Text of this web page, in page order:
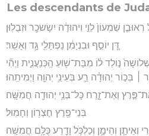
Les descendants de
שִׁמְעוֹן֙ לֵוִ֣י וִיהוּדָ֔ה יִשָׂשכָ֖ר וּזְבֻלֽוּן׃
דָּ֚ן יוֹסֵ֣ף וּבִנְיָמִ֔ן נַפְתָּלִ֖י גָּ֥ד וְאָשֵֽׁר׃
נ֣וֹלַד ל֔וֹ מִבַּת־שׁ֖וּעַ הַֽכְּנַעֲנִ֑ית וַיְהִ֞י
׀ בְּכ֣וֹר יְהוּדָ֗ה רַ֛ע בְּעֵינֵ֥י יְהוָ֖ה וַיְמִיתֵֽהוּ׃
וְאֶת־זָ֑רַח כָּל־בְּנֵ֥י יְהוּדָ֖ה חֲמִשָּֽׁה׃
בְּנֵי־פֶ֖רֶץ חֶצְר֥וֹן וְחָמֽוּל׃
וְאֵיתָ֧ן וְהֵימָ֛ן וְכַלְכֹּ֥ל וָדָ֖רַע כֻּלָּ֥ם חֲמִשָּֽׁה׃